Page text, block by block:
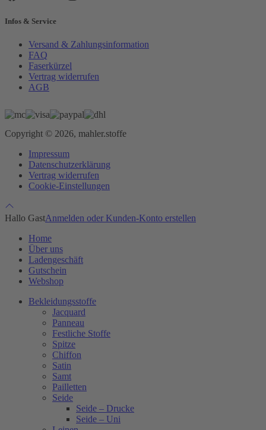
Infos & Service
Versand & Zahlungsinformation
FAQ
Faserkürzel
Vertrag widerrufen
AGB
Copyright © 2026, mahler.stoffe
Impressum
Datenschutzerklärung
Vertrag widerrufen
Cookie-Einstellungen
Hallo GastAnmelden oder Kunden-Konto erstellen
Home
Über uns
Ladengeschäft
Gutschein
Webshop
Bekleidungsstoffe
Jacquard
Panneau
Festliche Stoffe
Spitze
Chiffon
Satin
Samt
Pailletten
Seide
Seide – Drucke
Seide – Uni